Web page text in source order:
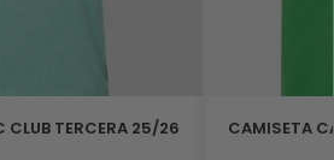
CLUB TERCERA 25/26 CAMISETA